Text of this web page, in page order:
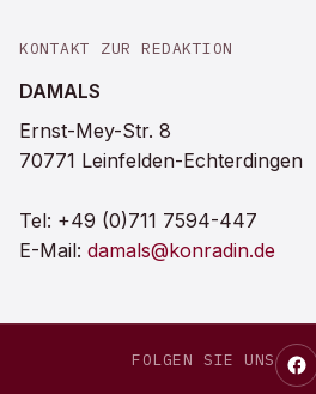
KONTAKT ZUR REDAKTION
DAMALS
Ernst-Mey-Str. 8
70771 Leinfelden-Echterdingen
Tel: +49 (0)711 7594-447
E-Mail: damals@konradin.de
FOLGEN SIE UNS